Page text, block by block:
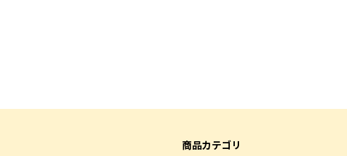
商品カテゴリ